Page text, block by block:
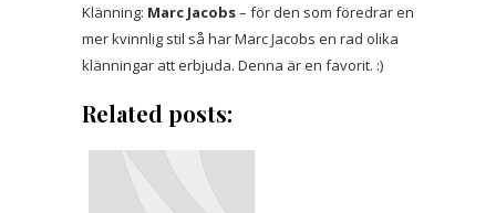
Klänning: Marc Jacobs– för den som föredrar en
mer kvinnlig stil så har Marc Jacobs en rad olika
klänningar att erbjuda. Denna är en favorit. :)
Related posts: